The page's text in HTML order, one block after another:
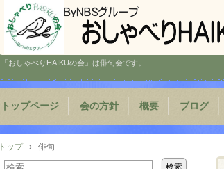
「おしゃべりHAIKUの会」は俳句会です。
トップページ 会の方針 概要 ブログ
トップ › 俳句